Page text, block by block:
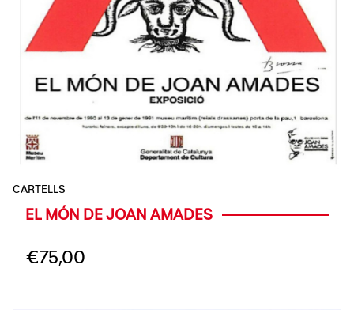
CARTELLS
EL MÓN DE JOAN AMADES
€75,00